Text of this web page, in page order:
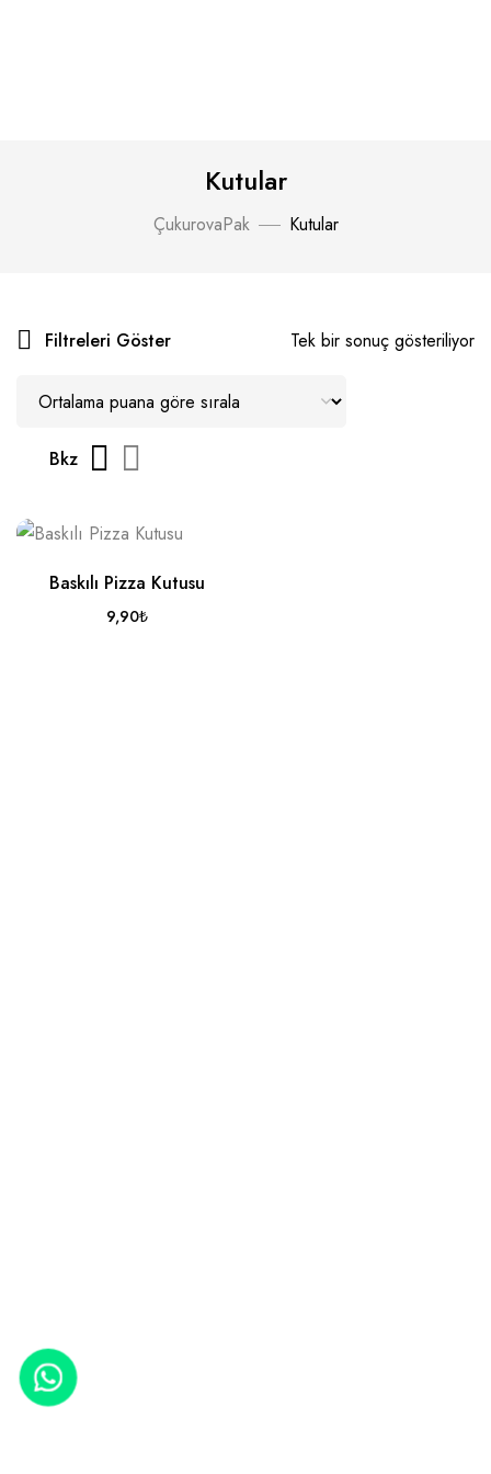
Kutular
ÇukurovaPak Kutular
Filtreleri Göster Tek bir sonuç gösteriliyor
Bkz
Baskılı Pizza Kutusu
9,90₺